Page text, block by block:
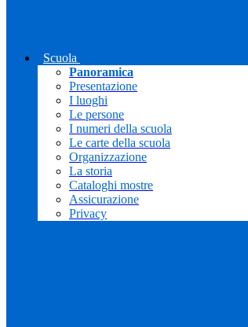
Scuola
Panoramica
Presentazione
I luoghi
Le persone
I numeri della scuola
Le carte della scuola
Organizzazione
La storia
Cataloghi mostre
Assicurazione
Privacy